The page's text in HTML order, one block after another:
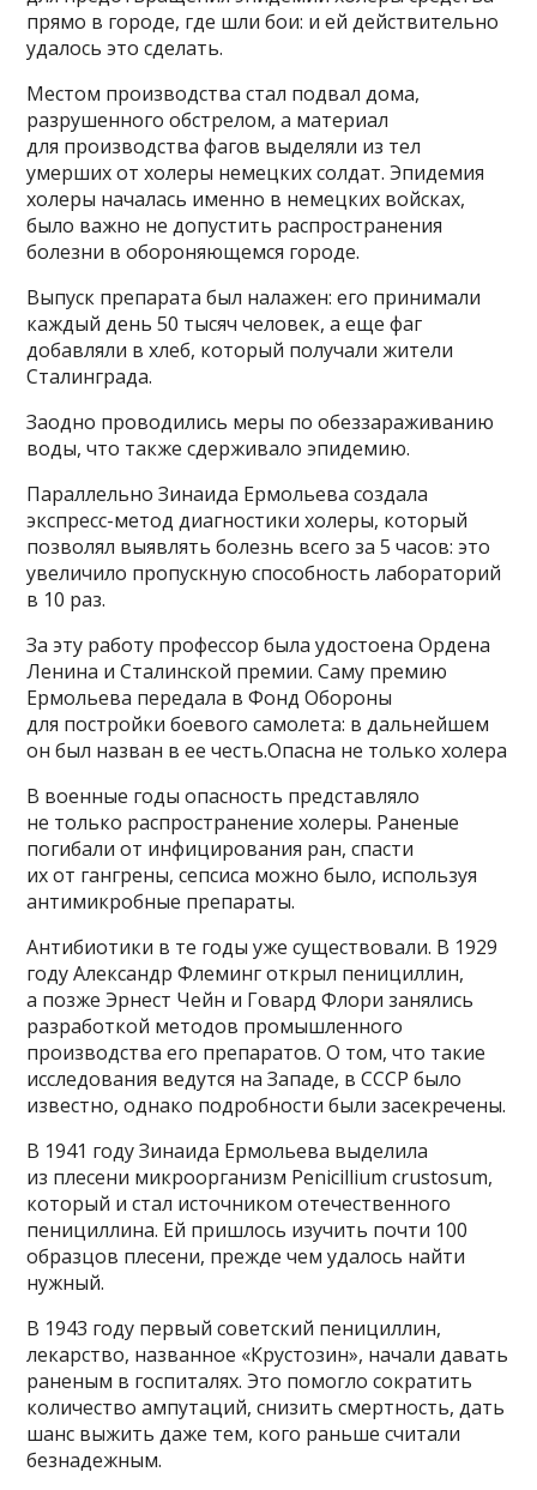
прямо в городе, где шли бои: и ей действительно
удалось это сделать.
Местом производства стал подвал дома,
разрушенного обстрелом, а материал
для производства фагов выделяли из тел
умерших от холеры немецких солдат. Эпидемия
холеры началась именно в немецких войсках,
было важно не допустить распространения
болезни в обороняющемся городе.
Выпуск препарата был налажен: его принимали
каждый день 50 тысяч человек, а еще фаг
добавляли в хлеб, который получали жители
Сталинграда.
Заодно проводились меры по обеззараживанию
воды, что также сдерживало эпидемию.
Параллельно Зинаида Ермольева создала
экспресс-метод диагностики холеры, который
позволял выявлять болезнь всего за 5 часов: это
увеличило пропускную способность лабораторий
в 10 раз.
За эту работу профессор была удостоена Ордена
Ленина и Сталинской премии. Саму премию
Ермольева передала в Фонд Обороны
для постройки боевого самолета: в дальнейшем
он был назван в ее честь.Опасна не только холера
В военные годы опасность представляло
не только распространение холеры. Раненые
погибали от инфицирования ран, спасти
их от гангрены, сепсиса можно было, используя
антимикробные препараты.
Антибиотики в те годы уже существовали. В 1929
году Александр Флеминг открыл пенициллин,
а позже Эрнест Чейн и Говард Флори занялись
разработкой методов промышленного
производства его препаратов. О том, что такие
исследования ведутся на Западе, в СССР было
известно, однако подробности были засекречены.
В 1941 году Зинаида Ермольева выделила
из плесени микроорганизм Penicillium crustosum,
который и стал источником отечественного
пенициллина. Ей пришлось изучить почти 100
образцов плесени, прежде чем удалось найти
нужный.
В 1943 году первый советский пенициллин,
лекарство, названное «Крустозин», начали давать
раненым в госпиталях. Это помогло сократить
количество ампутаций, снизить смертность, дать
шанс выжить даже тем, кого раньше считали
безнадежным.